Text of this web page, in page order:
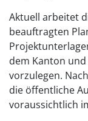
Aktuell arbeitet
beauftragten
dem Kanton
vorzulegen.
die öffentliche
voraussichtlich